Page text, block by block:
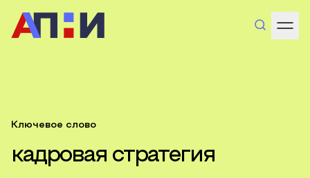
Ключевое слово
кадровая стратегия